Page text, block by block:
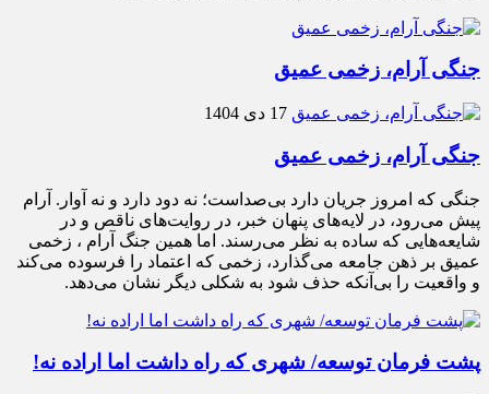
جنگی آرام، زخمی عمیق
17 دی 1404
جنگی آرام، زخمی عمیق
جنگی که امروز جریان دارد بی‌صداست؛ نه دود دارد و نه آوار. آرام
پیش می‌رود، در لایه‌های پنهان خبر، در روایت‌های ناقص و در
شایعه‌هایی که ساده به نظر می‌رسند. اما همین جنگ آرام ، زخمی
عمیق بر ذهن جامعه می‌گذارد، زخمی که اعتماد را فرسوده می‌کند
و واقعیت را بی‌آنکه حذف شود به شکلی دیگر نشان می‌دهد.
پشت فرمان توسعه/ شهری که راه داشت اما اراده نه!